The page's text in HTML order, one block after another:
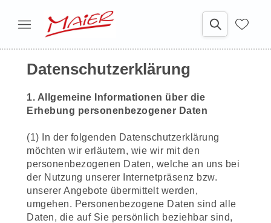
Datenschutzerklärung
1. Allgemeine Informationen über die
Erhebung personenbezogener Daten
(1) In der folgenden Datenschutzerklärung
möchten wir erläutern, wie wir mit den
personenbezogenen Daten, welche an uns bei
der Nutzung unserer Internetpräsenz bzw.
unserer Angebote übermittelt werden,
umgehen. Personenbezogene Daten sind alle
Daten, die auf Sie persönlich beziehbar sind,